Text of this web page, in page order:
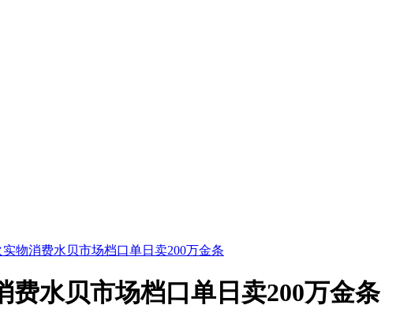
物消费水贝市场档口单日卖200万金条
费水贝市场档口单日卖200万金条